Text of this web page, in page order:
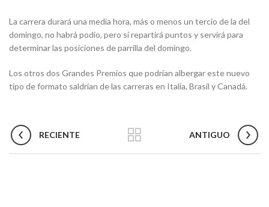
La carrera durará una media hora, más o menos un tercio de la del
domingo, no habrá podio, pero sí repartirá puntos y servirá para
determinar las posiciones de parrilla del domingo.
Los otros dos Grandes Premios que podrían albergar este nuevo
tipo de formato saldrían de las carreras en Italia, Brasil y Canadá.
RECIENTE ANTIGUO